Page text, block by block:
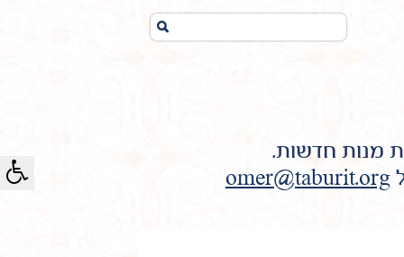
מנות חדשות.
omer@taburit.org